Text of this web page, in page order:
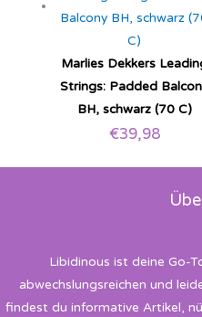
Marlies Dekkers
Strings: Padded
BH, schwarz (70 C)
€39,98
Libidinous ist deine Go-
abwechslungsreichen und
findest du informative Artikel,